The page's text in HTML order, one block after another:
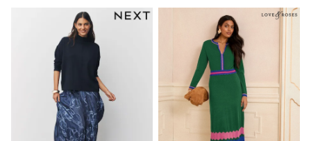
All Branded Schoolwear
adidas
Nike
Clarks
Start Rite
Smiggle
Eastpak
Bags & Backpacks
Caps
Belts